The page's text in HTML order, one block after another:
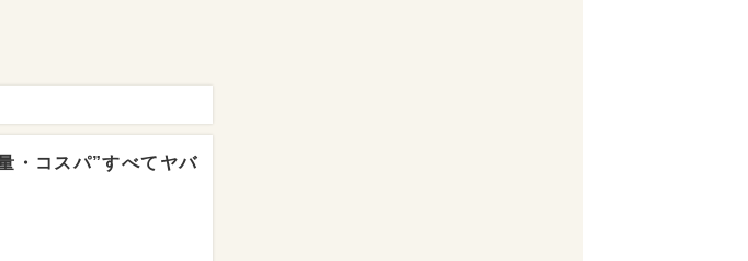
・コスパ”すべてヤバ